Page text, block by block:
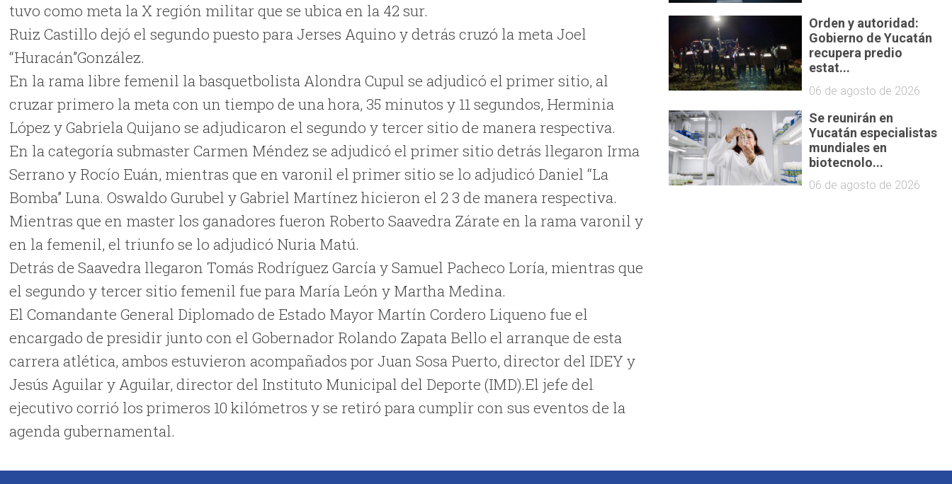
tuvo como meta la X región militar que se ubica en la 42 sur.
Ruiz Castillo dejó el segundo puesto para Jerses Aquino y detrás cruzó la meta Joel
“Huracán”González.
En la rama libre femenil la basquetbolista Alondra Cupul se adjudicó el primer sitio, al
cruzar primero la meta con un tiempo de una hora, 35 minutos y 11 segundos, Herminia
López y Gabriela Quijano se adjudicaron el segundo y tercer sitio de manera respectiva.
En la categoría submaster Carmen Méndez se adjudicó el primer sitio detrás llegaron Irma
Serrano y Rocío Euán, mientras que en varonil el primer sitio se lo adjudicó Daniel “La
Bomba” Luna. Oswaldo Gurubel y Gabriel Martínez hicieron el 2 3 de manera respectiva.
Mientras que en master los ganadores fueron Roberto Saavedra Zárate en la rama varonil y
en la femenil, el triunfo se lo adjudicó Nuria Matú.
Detrás de Saavedra llegaron Tomás Rodríguez García y Samuel Pacheco Loría, mientras que
el segundo y tercer sitio femenil fue para María León y Martha Medina.
El Comandante General Diplomado de Estado Mayor Martín Cordero Liqueno fue el
encargado de presidir junto con el Gobernador Rolando Zapata Bello el arranque de esta
carrera atlética, ambos estuvieron acompañados por Juan Sosa Puerto, director del IDEY y
Jesús Aguilar y Aguilar, director del Instituto Municipal del Deporte (IMD).El jefe del
ejecutivo corrió los primeros 10 kilómetros y se retiró para cumplir con sus eventos de la
agenda gubernamental.
Orden y autoridad:
Gobierno de Yucatán
recupera predio
estat...
06 de agosto de 2026
Se reunirán en
Yucatán especialistas
mundiales en
biotecnolo...
06 de agosto de 2026